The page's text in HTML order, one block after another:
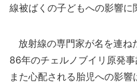
線被ばくの子どもへの影響に
放射線の専門家が名を連ね
86年のチェルノブイリ原発事
また心配される胎児への影